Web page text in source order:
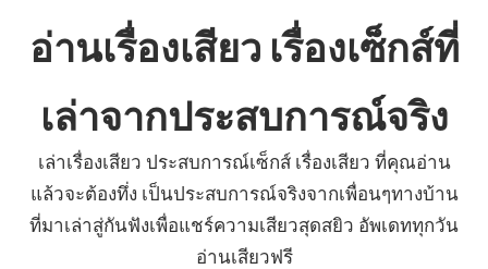
อ่านเรื่องเสียว เรื่องเซ็กส์ที่
เล่าจากประสบการณ์จริง
เล่าเรื่องเสียว ประสบการณ์เซ็กส์ เรื่องเสียว ที่คุณอ่าน
แล้วจะต้องทึ่ง เป็นประสบการณ์จริงจากเพื่อนๆทางบ้าน
ที่มาเล่าสู่กันฟังเพื่อแชร์ความเสียวสุดสยิว อัพเดททุกวัน
อ่านเสียวฟรี